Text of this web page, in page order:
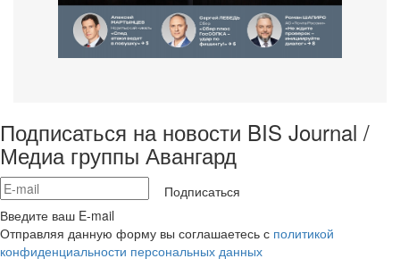
Подписаться на новости BIS Journal /
Медиа группы Авангард
Подписаться
Введите ваш E-mail
Отправляя данную форму вы соглашаетесь с политикой
конфиденциальности персональных данных